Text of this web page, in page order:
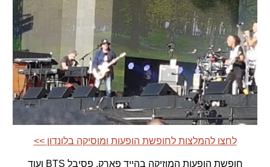
<< לחצו להמלצות לחופשת הופעות ומוסיקה בלונדון
חופשת הופעות המוזיקה בהייד פארק, פסיבל BTS ועוד